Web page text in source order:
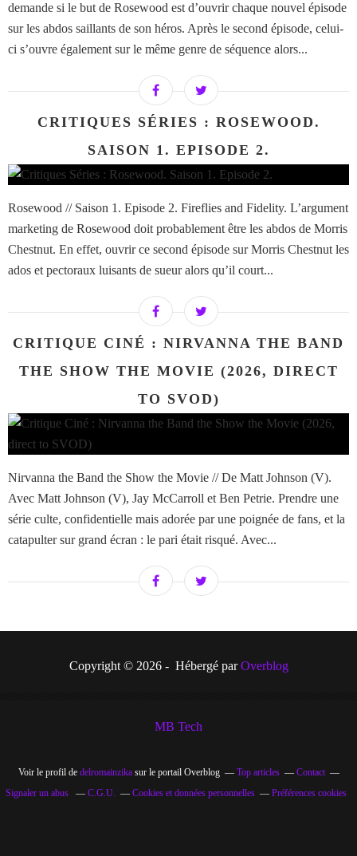
demande si le but de Rosewood est d’ouvrir chaque nouvel épisode
sur les abdos saillants de son héros. Après le second épisode, celui-
ci s’ouvre également sur le même genre de séquence alors...
CRITIQUES SÉRIES : ROSEWOOD.
SAISON 1. EPISODE 2.
Rosewood // Saison 1. Episode 2. Fireflies and Fidelity. L’argument
marketing de Rosewood doit probablement être les abdos de Morris
Chestnut. En effet, ouvrir ce second épisode sur Morris Chestnut les
ados et pectoraux luisants de sueur alors qu’il court...
CRITIQUE CINÉ : NIRVANNA THE BAND
THE SHOW THE MOVIE (2026, DIRECT
TO SVOD)
Nirvanna the Band the Show the Movie // De Matt Johnson (V).
Avec Matt Johnson (V), Jay McCarroll et Ben Petrie. Prendre une
série culte, confidentielle mais adorée par une poignée de fans, et la
catapulter sur grand écran : le pari était risqué. Avec...
Copyright © 2026 - Hébergé parOverblog
MB Tech
Voir le profil de delromainzikasur le portail Overblog Top articles
Contact
Signaler un abus
C.G.U. Cookies et données personnelles Préférences cookies